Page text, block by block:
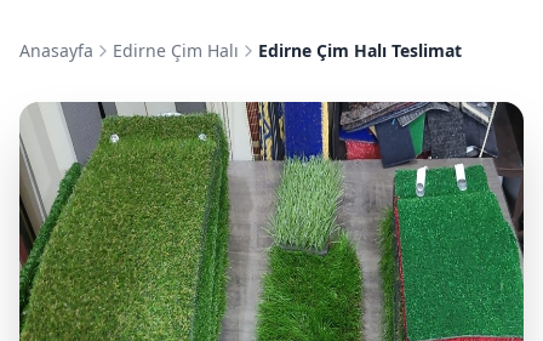
Anasayfa Edirne Çim Halı Edirne Çim Halı Teslimat